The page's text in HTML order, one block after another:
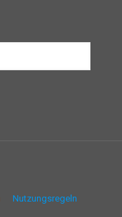
Nutzungsregeln